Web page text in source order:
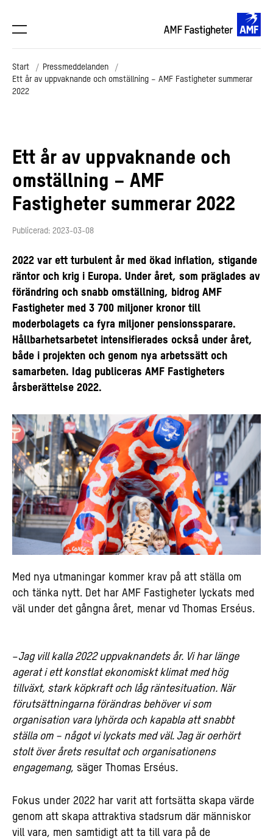
Start
Pressmeddelanden
Ett år av uppvaknande och omställning – AMF Fastigheter summerar
2022
Ett år av uppvaknande och
omställning – AMF
Fastigheter summerar 2022
Publicerad: 2023-03-08
2022 var ett turbulent år med ökad inflation, stigande
räntor och krig i Europa. Under året, som präglades av
förändring och snabb omställning, bidrog AMF
Fastigheter med 3 700 miljoner kronor till
moderbolagets ca fyra miljoner pensionssparare.
Hållbarhetsarbetet intensifierades också under året,
både i projekten och genom nya arbetssätt och
samarbeten. Idag publiceras AMF Fastigheters
årsberättelse 2022.
Med nya utmaningar kommer krav på att ställa om
och tänka nytt. Det har AMF Fastigheter lyckats med
väl under det gångna året, menar vd Thomas Erséus.
–Jag vill kalla 2022 uppvaknandets år. Vi har länge
agerat i ett konstlat ekonomiskt klimat med hög
tillväxt, stark köpkraft och låg räntesituation. När
förutsättningarna förändras behöver vi som
organisation vara lyhörda och kapabla att snabbt
ställa om – något vi lyckats med väl. Jag är oerhört
stolt över årets resultat och organisationens
engagemang, säger Thomas Erséus.
Fokus under 2022 har varit att fortsätta skapa värde
genom att skapa attraktiva stadsrum där människor
vill vara, men samtidigt att ta till vara på de